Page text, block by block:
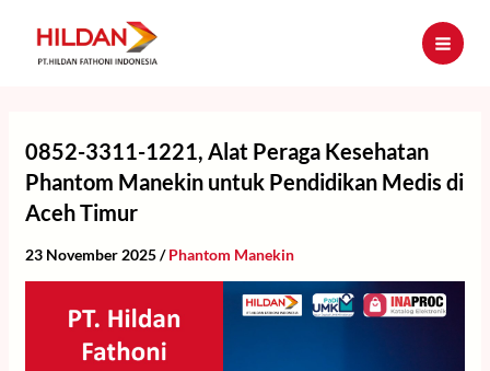
content
0852-3311-1221, Alat Peraga Kesehatan
Phantom Manekin untuk Pendidikan Medis di
Aceh Timur
23 November 2025/Phantom Manekin